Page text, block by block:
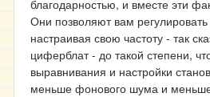
благодарностью, и вместе эти
Они позволяют вам
настраивая свою частоту - так
циферблат - до такой степени,
выравнивания и настройки
меньше фонового шума и